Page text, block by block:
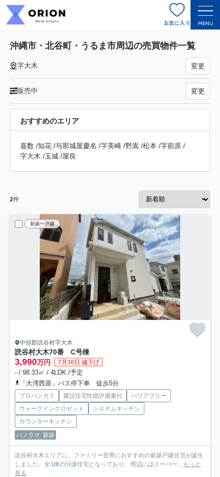
お気に入り MENU
沖縄市・北谷町・うるま市周辺の売買物件一覧
字大木 変更
販売中 変更
おすすめのエリア
嘉数 /知花 /与那城屋慶名 /字美崎 /野嵩 /松本 /字前原 /
字大木 /玉城 /屋良
2件
新築一戸建
中頭郡読谷村字大木
読谷村大木70番 C号棟
3,990万円 7月30日 値下げ
- / 98.33㎡ / 4LDK /予定
「大湾西原」バス停下車 徒歩5分
プロパンガス 建設住宅性能評価書付
バリアフリー
ウォークインクロゼット
システムキッチン
カウンターキッチン
パノラマ 新築
読谷村大木エリアに、ファミリー世帯におすすめの新築戸建住宅が誕生
しました。全3棟の分譲住宅となっており、周辺にはスーパー...
もっと
見る